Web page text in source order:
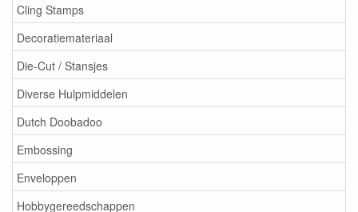
Cling Stamps
Decoratiemateriaal
Die-Cut / Stansjes
Diverse Hulpmiddelen
Dutch Doobadoo
Embossing
Enveloppen
Hobbygereedschappen